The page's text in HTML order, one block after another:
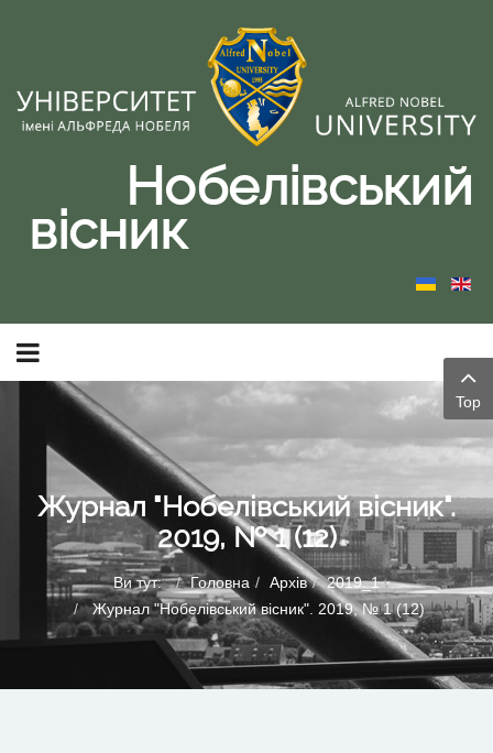
Нобелівський
вісник
Журнал "Нобелівський вісник".
2019, № 1 (12)
Ви тут: Головна Архів
2019_1
Журнал "Нобелівський вісник". 2019, № 1 (12)
Top